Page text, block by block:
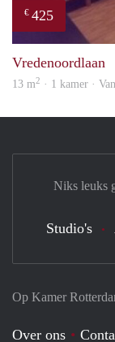
€ 425
Vredenoordlaan
13 m2 · 1 kamer ·
Op Kamer
Over ons
Niks leuks
Studio's